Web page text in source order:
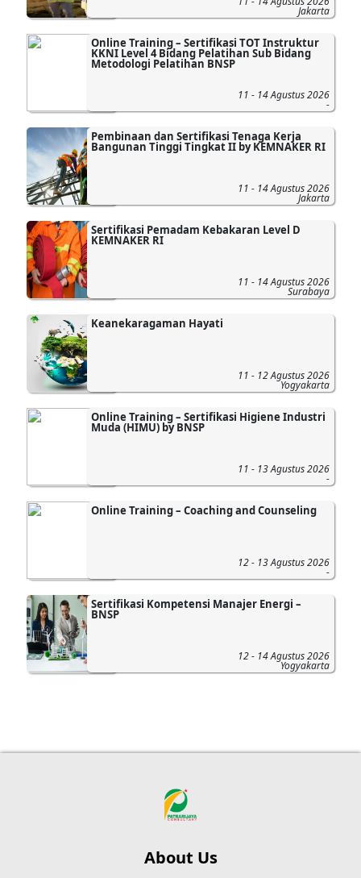
Jakarta
Online Training – Sertifikasi TOT Instruktur
KKNI Level 4 Bidang Pelatihan Sub Bidang
Metodologi Pelatihan BNSP
11 - 14 Agustus 2026
-
Pembinaan dan Sertifikasi Tenaga Kerja
Bangunan Tinggi Tingkat II by KEMNAKER RI
11 - 14 Agustus 2026
Jakarta
Sertifikasi Pemadam Kebakaran Level D
KEMNAKER RI
11 - 14 Agustus 2026
Surabaya
Keanekaragaman Hayati
11 - 12 Agustus 2026
Yogyakarta
Online Training – Sertifikasi Higiene Industri
Muda (HIMU) by BNSP
11 - 13 Agustus 2026
-
Online Training – Coaching and Counseling
12 - 13 Agustus 2026
-
Sertifikasi Kompetensi Manajer Energi –
BNSP
12 - 14 Agustus 2026
Yogyakarta
About Us